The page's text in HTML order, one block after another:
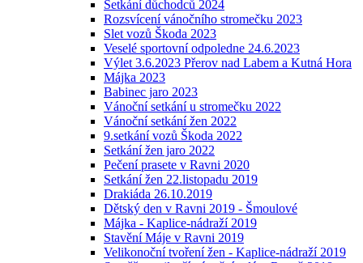
Setkání důchodců 2024
Rozsvícení vánočního stromečku 2023
Slet vozů Škoda 2023
Veselé sportovní odpoledne 24.6.2023
Výlet 3.6.2023 Přerov nad Labem a Kutná Hora
Májka 2023
Babinec jaro 2023
Vánoční setkání u stromečku 2022
Vánoční setkání žen 2022
9.setkání vozů Škoda 2022
Setkání žen jaro 2022
Pečení prasete v Ravni 2020
Setkání žen 22.listopadu 2019
Drakiáda 26.10.2019
Dětský den v Ravni 2019 - Šmoulové
Májka - Kaplice-nádraží 2019
Stavění Máje v Ravni 2019
Velikonoční tvoření žen - Kaplice-nádraží 2019